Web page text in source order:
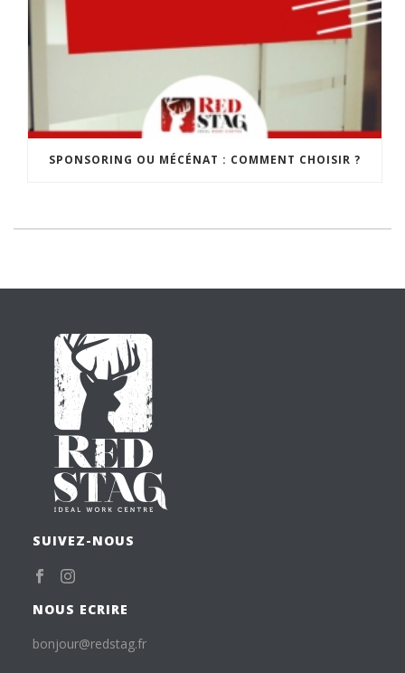
SPONSORING OU MÉCÉNAT : COMMENT CHOISIR ?
SUIVEZ-NOUS
NOUS ECRIRE
bonjour@redstag.fr